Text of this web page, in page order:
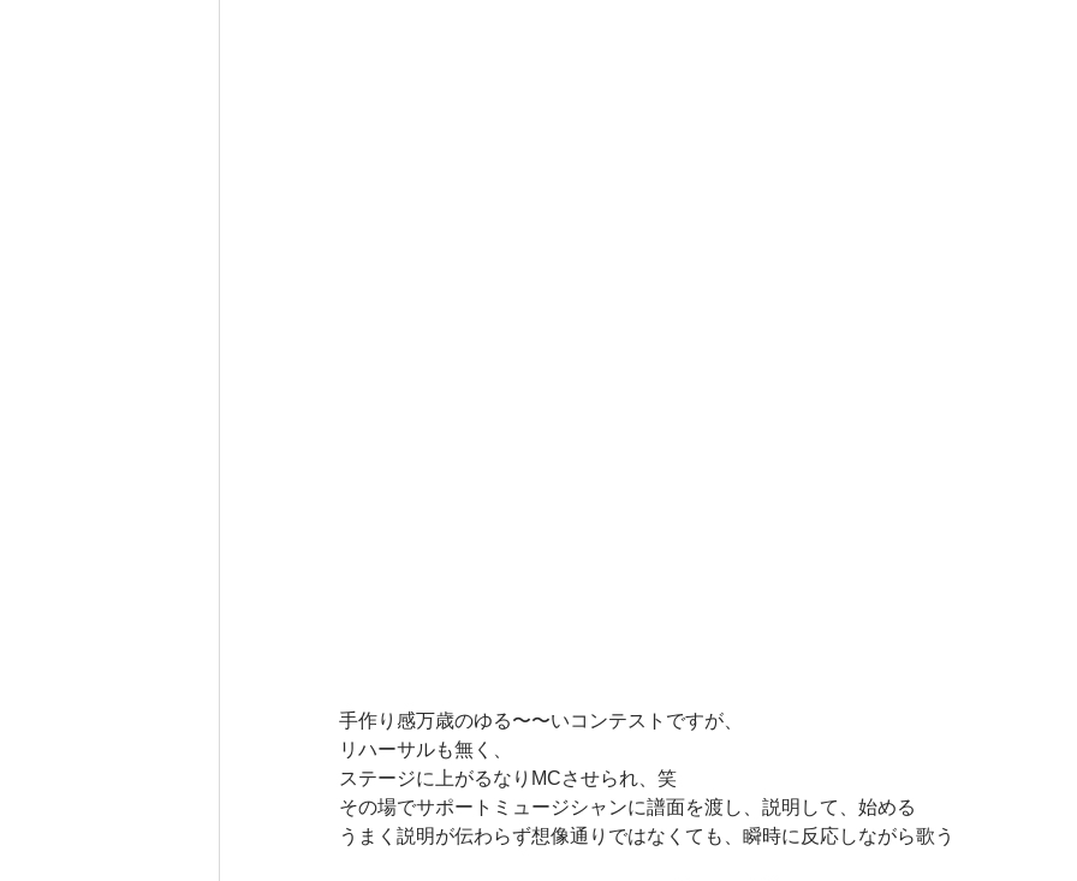
手作り感万歳のゆる〜〜いコンテストですが、
リハーサルも無く、
ステージに上がるなりMCさせられ、笑
その場でサポートミュージシャンに譜面を渡し、説明して、始める
うまく説明が伝わらず想像通りではなくても、瞬時に反応しながら歌う